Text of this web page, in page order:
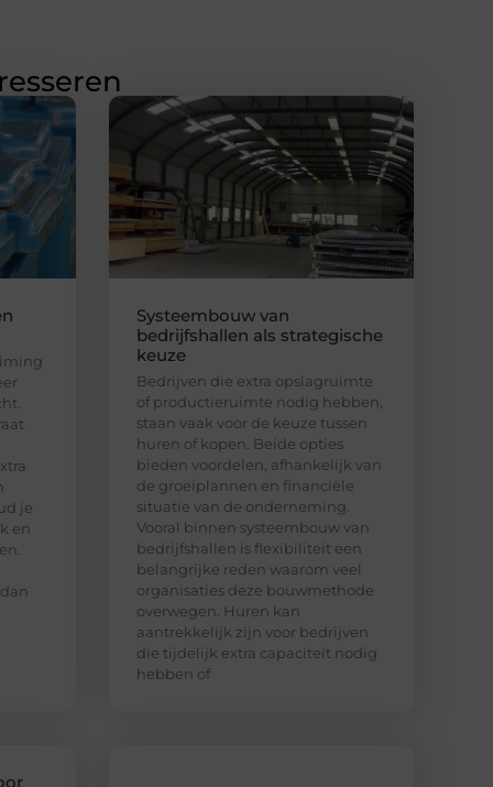
je
en
Systeembouw van
bedrijfshallen als strategische
keuze
Bedrijven die extra opslagruimte
of productieruimte nodig hebben,
staan vaak voor de keuze tussen
huren of kopen. Beide opties
bieden voordelen, afhankelijk van
de groeiplannen en financiële
situatie van de onderneming.
Vooral binnen systeembouw van
bedrijfshallen is flexibiliteit een
belangrijke reden waarom veel
organisaties deze bouwmethode
overwegen. Huren kan
aantrekkelijk zijn voor bedrijven
die tijdelijk extra capaciteit nodig
hebben of